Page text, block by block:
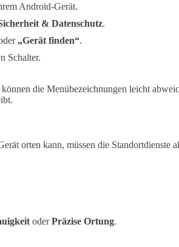
Android-Gerät.
& Datenschutz.
„Gerät finden“.
Schalter.
die Menübezeichnungen leicht
orten kann, müssen die Standortdienste
oderPräzise Ortung.